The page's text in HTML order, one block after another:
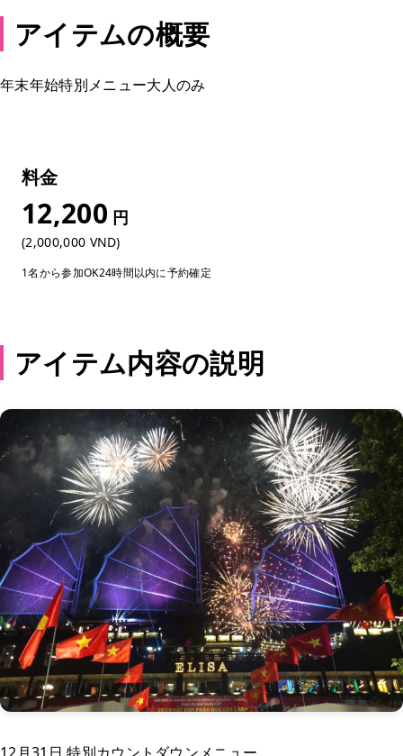
アイテムの概要
年末年始特別メニュー大人のみ
料金
12,200 円
(2,000,000 VND)
1名から参加OK24時間以内に予約確定
アイテム内容の説明